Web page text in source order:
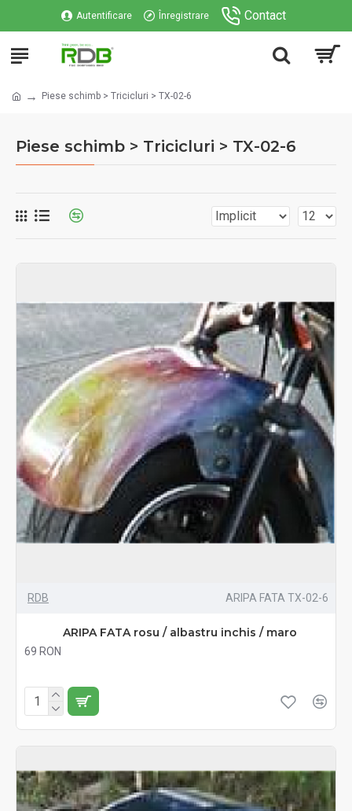
Autentificare Înregistrare Contact
Piese schimb > Tricicluri > TX-02-6
Piese schimb > Tricicluri > TX-02-6
RDB ARIPA FATA TX-02-6
ARIPA FATA rosu / albastru inchis / maro
69 RON